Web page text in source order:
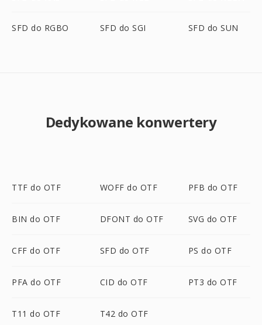
SFD do RGBO SFD do SGI SFD do SUN
Dedykowane konwertery
TTF do OTF WOFF do OTF PFB do OTF
BIN do OTF DFONT do OTF SVG do OTF
CFF do OTF SFD do OTF PS do OTF
PFA do OTF CID do OTF PT3 do OTF
T11 do OTF T42 do OTF